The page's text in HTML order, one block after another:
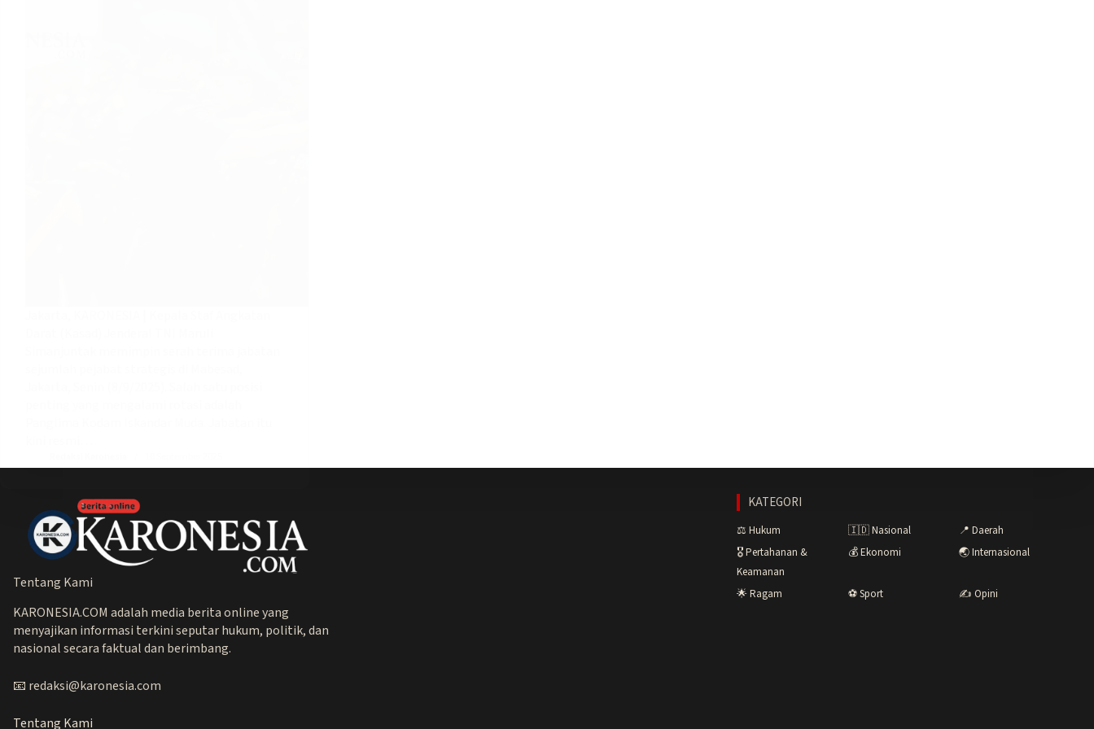
Tentang Kami
KARONESIA.COM adalah media berita online yang
menyajikan informasi terkini seputar hukum, politik, dan
nasional secara faktual dan berimbang.
📧 redaksi@karonesia.com
Tentang Kami
KATEGORI
⚖️ Hukum 🇮🇩 Nasional
📍 Daerah
🎖️ Pertahanan &
Keamanan
💰 Ekonomi 🌏 Internasional
🌟 Ragam ⚽ Sport ✍️ Opini